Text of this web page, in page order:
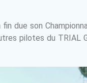
due son
pilotes du TRIAL